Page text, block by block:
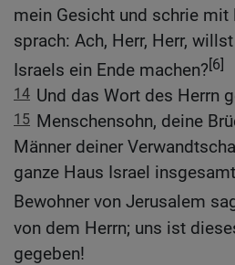
mein Gesicht und schrie mit
sprach: Ach, Herr, Herr,
Israels ein Ende machen?[6]
14 Und das Wort des Herrn
15 Menschensohn, deine
Männer deiner
ganze Haus Israel
Bewohner von Jerusalem
von dem Herrn; uns ist
gegeben!